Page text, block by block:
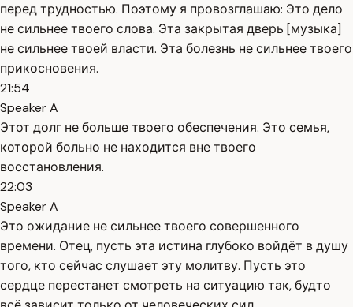
перед трудностью. Поэтому я провозглашаю: Это дело
не сильнее твоего слова. Эта закрытая дверь [музыка]
не сильнее твоей власти. Эта болезнь не сильнее твоего
прикосновения.
21:54
Speaker A
Этот долг не больше твоего обеспечения. Это семья,
которой больно не находится вне твоего
восстановления.
22:03
Speaker A
Это ожидание не сильнее твоего совершенного
времени. Отец, пусть эта истина глубоко войдёт в душу
того, кто сейчас слушает эту молитву. Пусть это
сердце перестанет смотреть на ситуацию так, будто